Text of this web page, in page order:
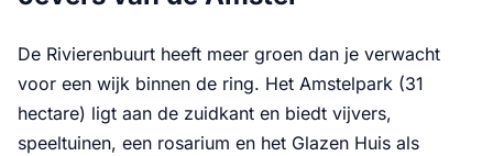
De Rivierenbuurt heeft meer groen dan je verwacht
voor een wijk binnen de ring. Het Amstelpark (31
hectare) ligt aan de zuidkant en biedt vijvers,
speeltuinen, een rosarium en het Glazen Huis als